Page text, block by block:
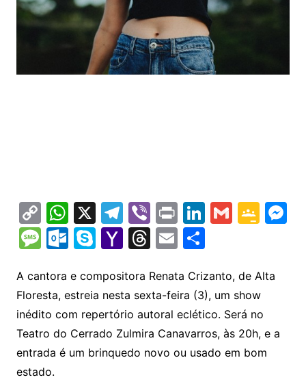
C
o
p
y
Li
n
k
W
h
at
s
A
p
p
X T
el
e
gr
a
m
Vi
b
er
Pr
in
t
Li
n
k
e
dI
n
G
l
G
gl
e
Cl
a
M
M
s
s
a
g
e
O
lo
o
k.
c
S
y
p
e
Y
h
o
o
M
T
e
a
d
s
E
ai
l
S
ar
e
A cantora e compositora Renata Crizanto, de Alta
Floresta, estreia nesta sexta-feira (3), um show
inédito com repertório autoral eclético. Será no
Teatro do Cerrado Zulmira Canavarros, às 20h, e a
entrada é um brinquedo novo ou usado em bom
estado.